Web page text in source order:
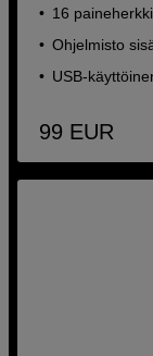
16
Ohjelmisto
USB-
99 EUR